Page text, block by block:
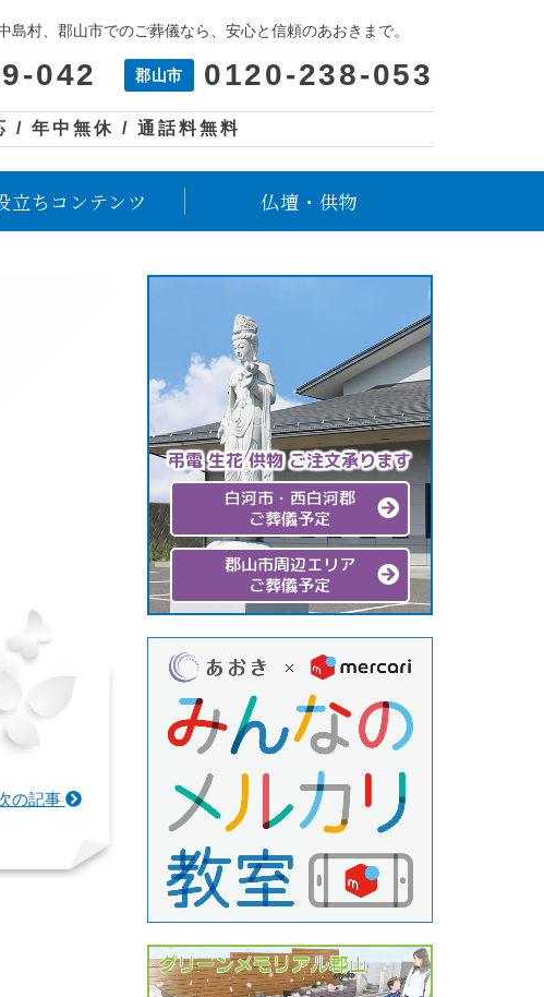
村、郡山市でのご葬儀なら、安心と信頼のあおきまで。
042 郡山市 0120-238-053
/ 年中無休 / 通話料無料
立ちコンテンツ 仏壇・供物
の記事
弔電 生花 供物 ご注文承ります
白河市・西白河郡
ご葬儀予定
郡山市周辺エリア
ご葬儀予定